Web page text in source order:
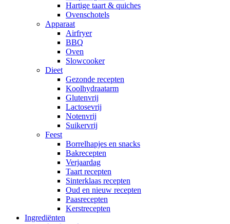
Hartige taart & quiches
Ovenschotels
Apparaat
Airfryer
BBQ
Oven
Slowcooker
Dieet
Gezonde recepten
Koolhydraatarm
Glutenvrij
Lactosevrij
Notenvrij
Suikervrij
Feest
Borrelhapjes en snacks
Bakrecepten
Verjaardag
Taart recepten
Sinterklaas recepten
Oud en nieuw recepten
Paasrecepten
Kerstrecepten
Ingrediënten